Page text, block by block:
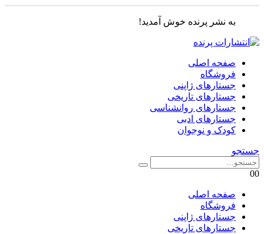
به نشر پرنده خوش آمدید!
صفحه اصلی
فروشگاه
جستارهای ژاپنی
جستارهای تاریخی
جستارهای روانشناسی
جستارهای ادبی
کودک و نوجوان
جستجو
00
صفحه اصلی
فروشگاه
جستارهای ژاپنی
جستارهای تاریخی